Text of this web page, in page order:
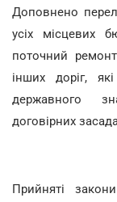
Доповнено
усіх місцевих
поточний
інших доріг,
державного
договірних
Прийняті